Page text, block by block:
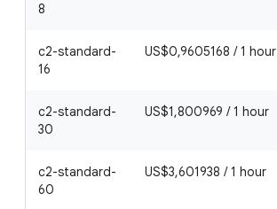
8
c2-standard-
16
US$0,9605168 / 1 hour
c2-standard-
30
US$1,800969 / 1 hour
c2-standard-
60
US$3,601938 / 1 hour